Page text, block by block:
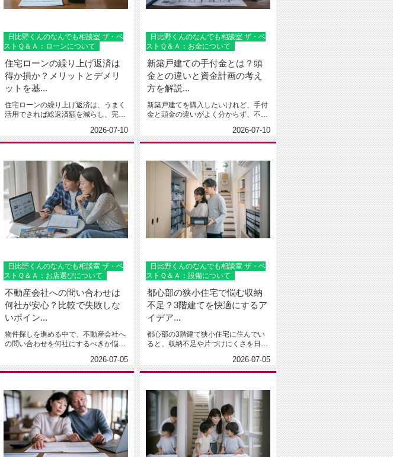
日比野くんのなんでも相談室 ザ・ベ
ストＱ＆Ａ：ローンについて
住宅ローンの繰り上げ返済は
得か損か？メリットとデメリ
ットを基...
住宅ローンの繰り上げ返済は、うまく
活用できれば総返済額を減らし、完済
2026-07-10
日比野くんのなんでも相談室 ザ・ベ
ストＱ＆Ａ：お金について
新築戸建ての手付金とは？頭
金との違いと資金計画の考え
方を解説...
新築戸建てを購入したいけれど、手付
金と頭金の違いがよく分からず、不安
2026-07-10
日比野くんのなんでも相談室 ザ・ベ
ストＱ＆Ａ：お店選びについて
不動産会社への問い合わせは
何社が安心？比較で失敗しな
いポイン...
物件探しを進める中で、不動産会社へ
の問い合わせを何社にするべきか悩ん
2026-07-05
日比野くんのなんでも相談室 ザ・ベ
ストＱ＆Ａ：設備について
都心部の狭小住宅で悩む収納
不足？3階建てを快適にするア
イデア...
都心部の3階建て狭小住宅に住んでい
ると、収納不足や片づけにくさを日々
2026-07-05